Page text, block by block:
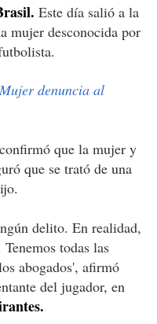
Este día salió a la
mujer desconocida por
denuncia al
confirmó que la mujer y
que se trató de una
delito. En realidad,
todas las
abogados', afirmó
del jugador, en